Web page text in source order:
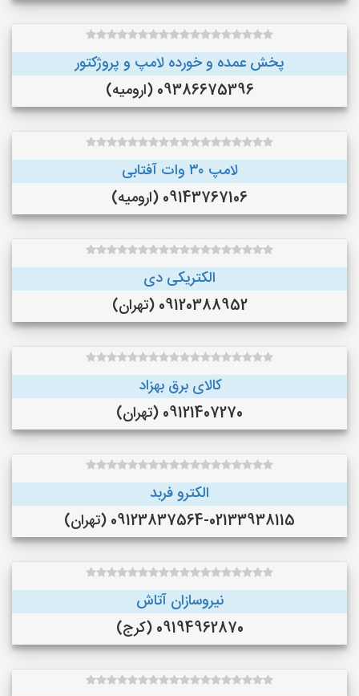
پخش عمده و خورده لامپ و پروژکتور
09386675396 (ارومیه)
لامپ ۳۰ وات آفتابی
09143767106 (ارومیه)
الکتریکی دی
09120388952 (تهران)
کالای برق بهزاد
09121407270 (تهران)
الکترو فربد
09123837564-02133938115 (تهران)
نیروسازان آتاش
09194962870 (کرج)